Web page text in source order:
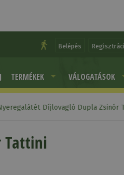
Belépés
TERMÉKEK VÁLOGATÁSOK
Díjlovagló Dupla Zsinór
Tattini